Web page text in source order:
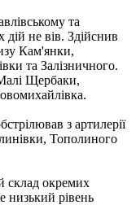
та
не вів. Здійснив
Кам'янки,
та Залізничного.
Щербаки,
з артилерії
Тополиного
склад окремих
низький рівень